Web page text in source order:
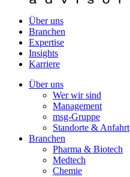
Über uns
Branchen
Expertise
Insights
Karriere
Über uns
Wer wir sind
Management
msg-Gruppe
Standorte & Anfahrt
Branchen
Pharma & Biotech
Medtech
Chemie